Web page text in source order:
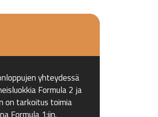
yhteydessä
Formula 2 ja
on tarkoitus toimia
Formula 1:iin.